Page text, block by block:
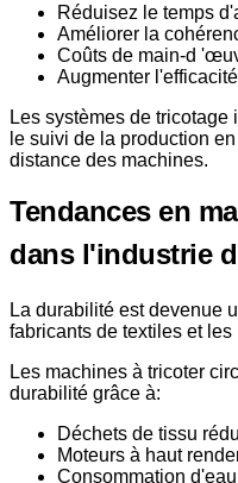
Réduisez le temps
Améliorer la
Coûts de main-d
Augmenter
Les systèmes de
le suivi de la production
distance des machines.
Tendances en
dans l'industrie
La durabilité est devenue
fabricants de textiles et
Les machines à tricoter
durabilité grâce à:
Déchets de tissu
Moteurs à haut
Consommation